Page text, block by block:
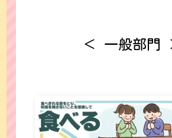
＜ 一般部門